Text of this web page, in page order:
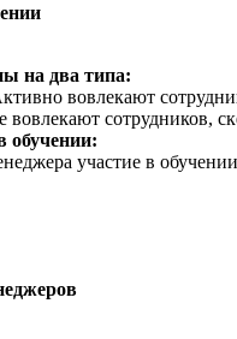
на два типа:
вовлекают
вовлекают сотрудников,
обучении:
участие в